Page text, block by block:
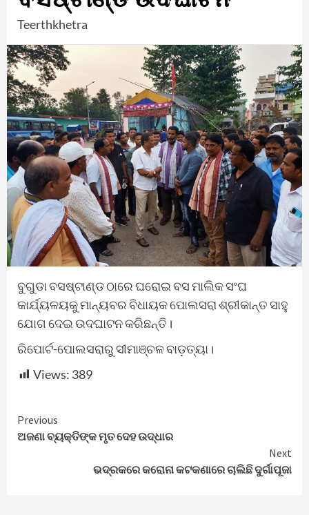
Teerthkhetra
ବୁଗୁଡା ବସଷ୍ଟାଣ୍ଡ ଠାରେ ଘରୋଇ ବସ ମାଲିକ ସଂଘ
କାର୍ଯ୍ୟଳୟକୁ ମାନ୍ୟବର ବିଧାୟକ ପୋଲସରା ଶ୍ରୀକାନ୍ତ ସାହୁ
ଯୋଗ ଦେଇ ଉଦଘାଟନ କରିଛନ୍ତି।
ରିପୋର୍ଟ-ପୋଲସରାରୁ ସୀମାଞ୍ଚଳ ବାଡ଼ତ୍ୟା।
Views: 389
Continue
Reading
Previous
ଅଜଣା ବ୍ୟକ୍ତିଙ୍କ ମୃତ ଦେହ ଉଦ୍ଧାର
Next
ଭଦ୍ରକରେ କରୋନା କଟକଣାରେ ଚାଲିଛି ଦୁର୍ଗାପୂଜା